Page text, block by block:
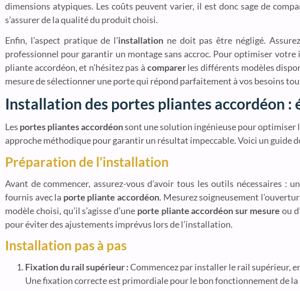
dimensions atypiques. Les coûts peuvent varier, il est donc sage de
s’assurer de la qualité du produit choisi.
Enfin, l’aspect pratique de l’installation ne doit pas être négligé.
professionnel pour garantir un montage sans accroc. Pour optimiser
pliante accordéon, et n’hésitez pas à comparerles différents modèles
mesure de sélectionner une porte qui répond parfaitement à vos besoins
Installation des portes pliantes accordéon :
Les portes pliantes accordéonsont une solution ingénieuse pour optimiser
approche méthodique pour garantir un résultat impeccable. Voici un guide
Préparation de l’installation
Avant de commencer, assurez-vous d’avoir tous les outils nécessaires :
fournis avec la porte pliante accordéon. Mesurez soigneusement
modèle choisi, qu’il s’agisse d’une porte pliante accordéon sur mesure ou
pour éviter des ajustements imprévus lors de l’installation.
Installation pas à pas
Fixation du rail supérieur :Commencez par installer le rail supérieur,
Une fixation correcte est primordiale pour le bon fonctionnement de la